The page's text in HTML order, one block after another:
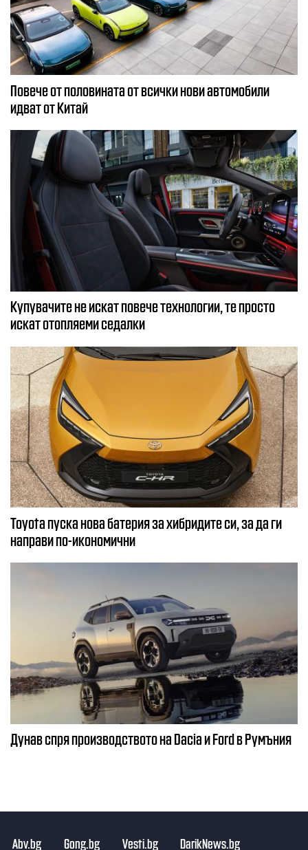
Повече от половината от всички нови автомобили
идват от Китай
Купувачите не искат повече технологии, те просто
искат отопляеми седалки
Toyota пуска нова батерия за хибридите си, за да ги
направи по-икономични
Дунав спря производството на Dacia и Ford в Румъния
Abv.bg Gong.bg Vesti.bg DarikNews.bg